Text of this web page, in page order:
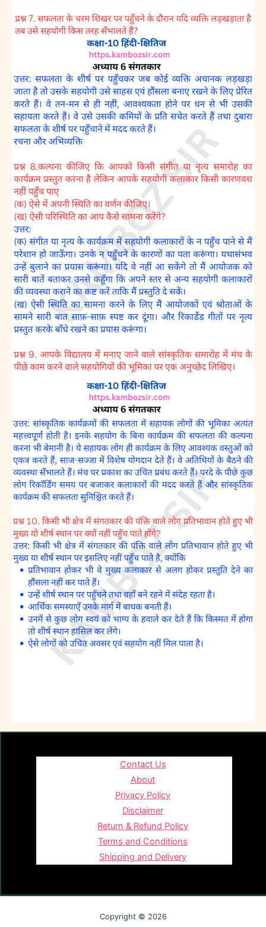
Contact Us
About
Privacy Policy
Disclaimer
Return & Refund Policy
Terms and Conditions
Shipping and Delivery
Copyright © 2026